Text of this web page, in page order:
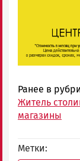
Ранее в
Житель
магазины
Метки